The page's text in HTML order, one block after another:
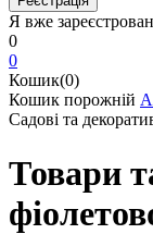
Я вже
0
0
Кошик(0)
Кошик порожній
Садові та
Товари